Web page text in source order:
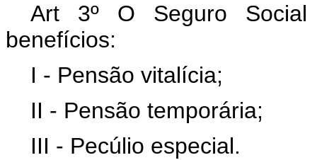
Art 3º O Seguro Social
benefícios:
I - Pensão vitalícia;
II - Pensão temporária;
III - Pecúlio especial.